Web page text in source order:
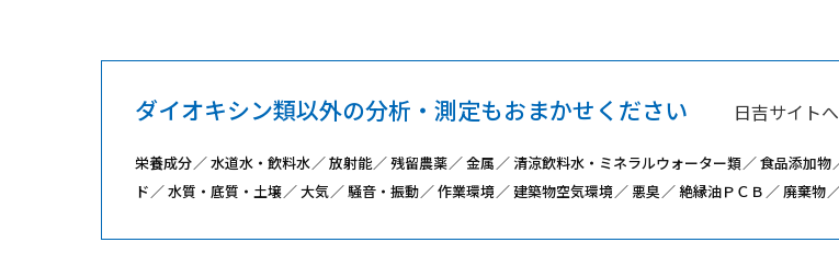
ダイオキシン類以外の分析・測定もおまかせください 日吉サイトへ
栄養成分 水道水・飲料水 放射能 残留農薬 金属 清涼飲料水・ミネラルウォーター類 食品添加物
ド
水質・底質・土壌 大気 騒音・振動 作業環境 建築物空気環境 悪臭 絶縁油ＰＣＢ 廃棄物